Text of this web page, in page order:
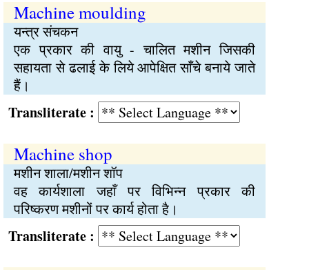
Machine moulding
यन्त्र संचकन
एक प्रकार की वायु - चालित मशीन जिसकी
सहायता से ढलाई के लिये आपेक्षित साँचे बनाये जाते
हैं।
:
Machine shop
मशीन शाला/मशीन शॉप
वह कार्यशाला जहाँ पर विभिन्न प्रकार की
परिष्करण मशीनों पर कार्य होता है।
: